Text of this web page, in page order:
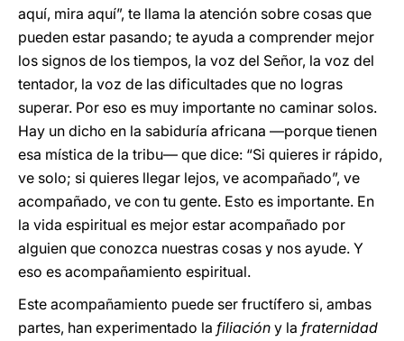
aquí, mira aquí”, te llama la atención sobre cosas que
pueden estar pasando; te ayuda a comprender mejor
los signos de los tiempos, la voz del Señor, la voz del
tentador, la voz de las dificultades que no logras
superar. Por eso es muy importante no caminar solos.
Hay un dicho en la sabiduría africana —porque tienen
esa mística de la tribu— que dice: “Si quieres ir rápido,
ve solo; si quieres llegar lejos, ve acompañado”, ve
acompañado, ve con tu gente. Esto es importante. En
la vida espiritual es mejor estar acompañado por
alguien que conozca nuestras cosas y nos ayude. Y
eso es acompañamiento espiritual.
Este acompañamiento puede ser fructífero si, ambas
partes, han experimentado la filiación y la fraternidad